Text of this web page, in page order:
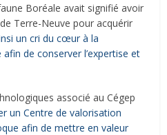
Boréale avait signifié avoir
Terre-Neuve pour acquérir
un cri du cœur à la
de conserver l’expertise et
associé au Cégep
un Centre de valorisation
afin de mettre en valeur